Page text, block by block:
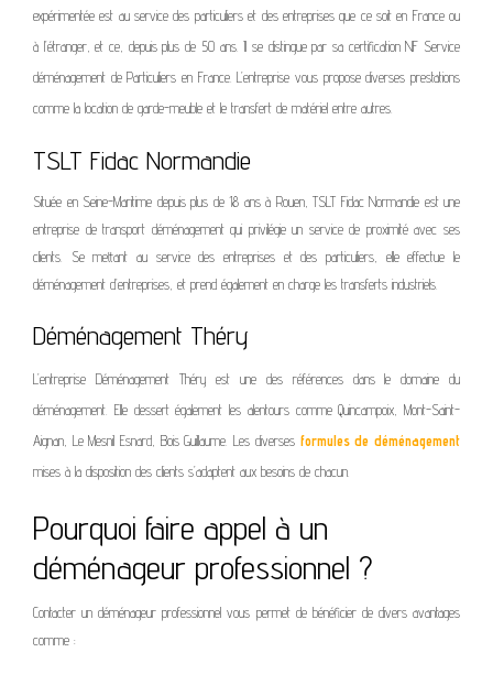
expérimentée est au service des particuliers et des entreprises que ce soit en France ou
à l’étranger, et ce, depuisplus de 50 ans. Il se distingue par sa certification NF Service
déménagement de Particuliers en France.L’entreprise vous propose diverses prestations
comme la location de garde-meuble et le transfert de matériel entre autres.
TSLT Fidac Normandie
Située en Seine-Maritime depuis plus de 18 ans à Rouen, TSLT Fidac Normandie est une
entreprise de transport déménagement qui privilégie un service de proximité avec ses
clients. Se mettant au service des entreprises et des particuliers, elle effectue le
déménagement d’entreprises, et prend également en charge les transferts industriels.
Déménagement Théry
L’entreprise Déménagement Théryest une des références dans le domaine du
déménagement. Elle dessert également les alentours commeQuincampoix, Mont-Saint-
Aignan, Le Mesnil Esnard, Bois Guillaume.Les diverses formules de déménagement
mises à la disposition des clients s’adaptent aux besoins de chacun.
Pourquoi faire appel à un
déménageur professionnel ?
Contacter un déménageur professionnel vous permet de bénéficier de divers avantages
comme :